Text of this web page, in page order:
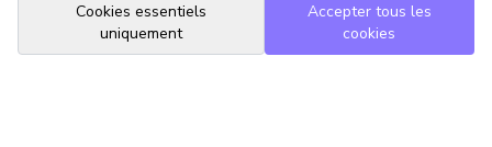
Cookies essentiels
uniquement
Accepter tous les
cookies